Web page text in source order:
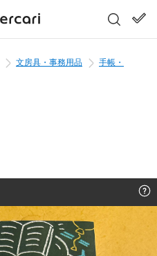
文房具・事務用品
手帳・